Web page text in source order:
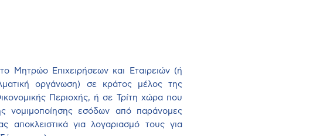
Μητρώο Επιχειρήσεων και Εταιρειών (ή
οργάνωση) σε κράτος μέλος της
Περιοχής, ή σε Τρίτη χώρα που
νομιμοποίησης εσόδων από παράνομες
αποκλειστικά για λογαριασμό τους για